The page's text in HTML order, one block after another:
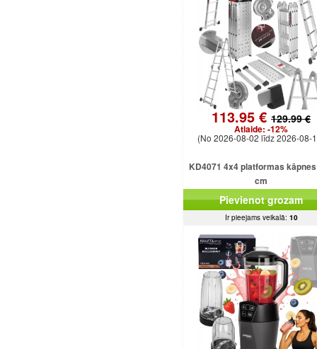
113.95 € 129.99 €
Atlaide: -12%
(No 2026-08-02 līdz 2026-08-
KD4071 4x4 platformas
cm
Pievienot grozam
Ir pieejams veikalā: 10